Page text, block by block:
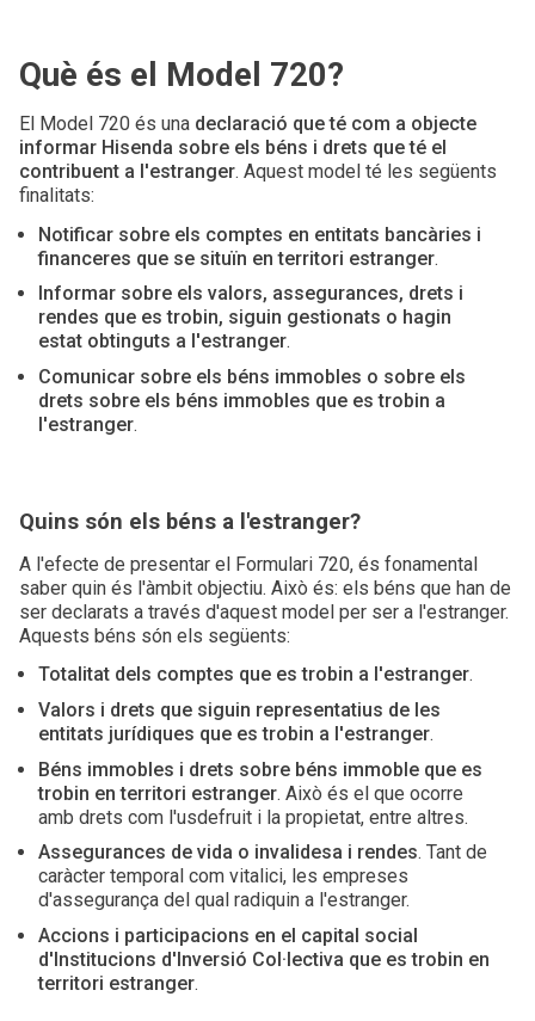
Què és el Model 720?
El Model 720 és una declaració que té com a objecte
informar Hisenda sobre els béns i drets que té el
contribuent a l'estranger. Aquest model té les següents
finalitats:
Notificar sobre els comptes en entitats bancàries i
financeres que se situïn en territori estranger.
Informar sobre els valors, assegurances, drets i
rendes que es trobin, siguin gestionats o hagin
estat obtinguts a l'estranger.
Comunicar sobre els béns immobles o sobre els
drets sobre els béns immobles que es trobin a
l'estranger.
Quins són els béns a l'estranger?
A l'efecte de presentar el Formulari 720, és fonamental
saber quin és l'àmbit objectiu. Això és: els béns que han de
ser declarats a través d'aquest model per ser a l'estranger.
Aquests béns són els següents:
Totalitat dels comptes que es trobin a l'estranger.
Valors i drets que siguin representatius de les
entitats jurídiques que es trobin a l'estranger.
Béns immobles i drets sobre béns immoble que es
trobin en territori estranger. Això és el que ocorre
amb drets com l'usdefruit i la propietat, entre altres.
Assegurances de vida o invalidesa i rendes. Tant de
caràcter temporal com vitalici, les empreses
d'assegurança del qual radiquin a l'estranger.
Accions i participacions en el capital social
d'Institucions d'Inversió Col·lectiva que es trobin en
territori estranger.